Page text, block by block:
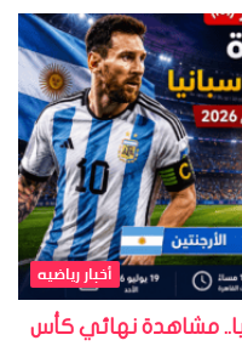
أخبار رياضيه
مشاهدة نهائي كأس